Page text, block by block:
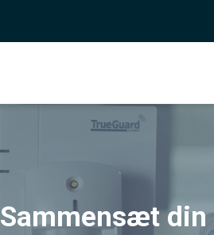
Sammensæt din